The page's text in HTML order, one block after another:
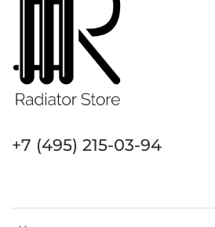
+7 (495) 215-03-94